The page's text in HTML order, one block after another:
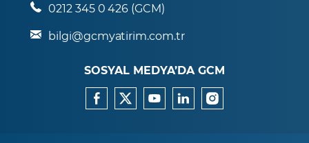
0212 345 0 426 (GCM)
bilgi@gcmyatirim.com.tr
SOSYAL MEDYA’DA GCM